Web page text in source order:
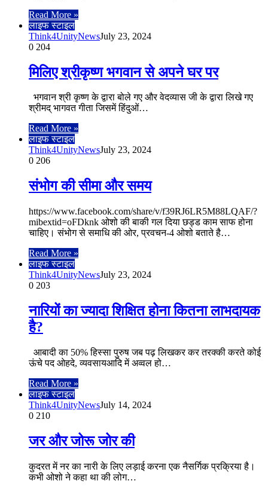
Read More »
लाइफ स्टाइल
Think4UnityNewsJuly 23, 2024
0 204
मिलिए श्रीकृष्ण भगवान से अपने घर पर
भगवान श्री कृष्ण के द्वारा बोले गए और वेदव्यास जी के द्वारा लिखे गए
श्रीमद् भागवत गीता जिसमें हिंदुओं…
Read More »
लाइफ स्टाइल
Think4UnityNewsJuly 23, 2024
0 206
संभोग की सीमा और समय
https://www.facebook.com/share/v/f39RJ6LR5M88LQAF/?
mibextid=oFDknk ओशो की बाकी गल दिया छड्ड काम साफ होना
चाहिए। संभोग से समाधि की ओर, प्रवचन-4 ओशो बताते है…
Read More »
लाइफ स्टाइल
Think4UnityNewsJuly 23, 2024
0 203
नारियों का ज्यादा शिक्षित होना कितना लाभदायक
है?
आबादी का 50% हिस्सा पुरुष जब पढ़ लिखकर कर तरक्की करते कोई
ऊंचे पद ओहदे, व्यवसायआदि में अव्वल हो…
Read More »
लाइफ स्टाइल
Think4UnityNewsJuly 14, 2024
0 210
जर और जोरू जोर की
कुदरत में नर का नारी के लिए लड़ाई करना एक नैसर्गिक प्रक्रिया है।
कभी ओशो ने कहा था की लोग…